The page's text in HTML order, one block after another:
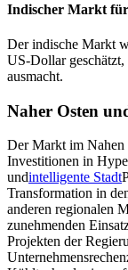
Indischer Markt
Der indische Markt
US-Dollar
ausmacht.
Naher Osten
Der Markt im
Investitionen in
undintelligente Stadt
Transformation in
anderen regionalen
zunehmenden
Projekten der